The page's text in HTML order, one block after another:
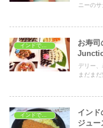
ニーの
お寿
デリー
まだま
インド
ジュー